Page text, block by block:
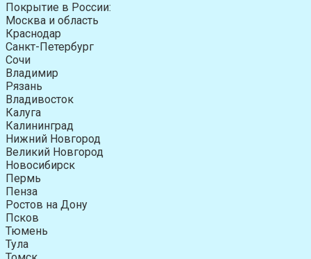
Покрытие в России:
Москва и область
Краснодар
Санкт-Петербург
Сочи
Владимир
Рязань
Владивосток
Калуга
Калининград
Нижний Новгород
Великий Новгород
Новосибирск
Пермь
Пенза
Ростов на Дону
Псков
Тюмень
Тула